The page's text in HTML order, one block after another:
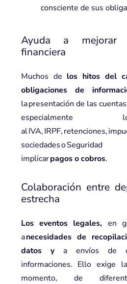
consciente de sus
Ayuda a mejorar
financiera
Muchos de los hitos del
obligaciones de
la presentación de las cuentas
al IVA, IRPF,
sociedades o
implicarpagos o cobros.
Colaboración entre
estrecha
Los eventos legales, en
anecesidades de
datos ya envíos de
informaciones. Ello exige
momento, de